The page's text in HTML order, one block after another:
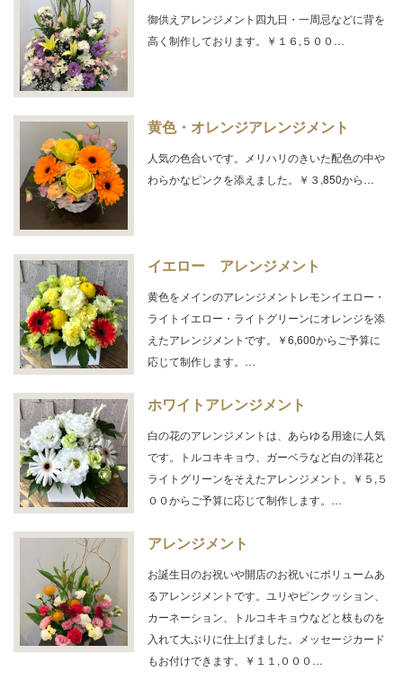
御供えアレンジメント四九日・一周忌などに背を
高く制作しております。￥１６,５００…
黄色・オレンジアレンジメント
人気の色合いです。メリハリのきいた配色の中や
わらかなピンクを添えました。￥３,850から…
イエロー アレンジメント
黄色をメインのアレンジメントレモンイエロー・
ライトイエロー・ライトグリーンにオレンジを添
えたアレンジメントです。￥6,600からご予算に
応じて制作します。…
ホワイトアレンジメント
白の花のアレンジメントは、あらゆる用途に人気
です。トルコキキョウ、ガーベラなど白の洋花と
ライトグリーンをそえたアレンジメント。￥５,５
００からご予算に応じて制作します。…
アレンジメント
お誕生日のお祝いや開店のお祝いにボリュームあ
るアレンジメントです。ユリやピンクッション、
カーネーション、トルコキキョウなどと枝ものを
入れて大ぶりに仕上げました。メッセージカード
もお付けできます。￥１１,０００…